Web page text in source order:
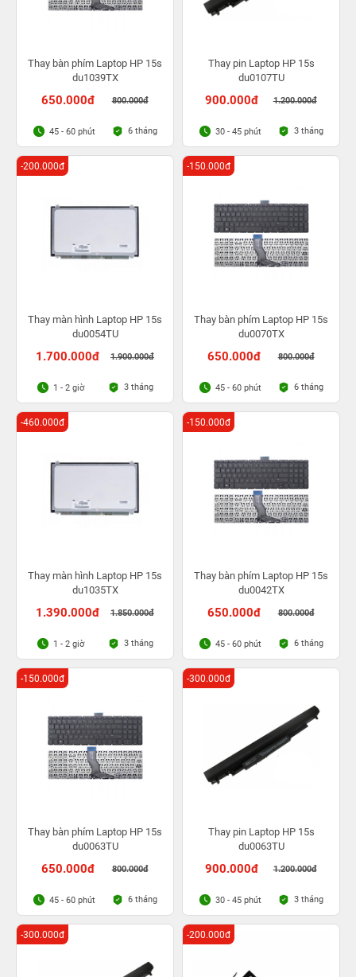
Thay bàn phím Laptop HP 15s
du1039TX
650.000đ 800.000đ
45 - 60 phút 6 tháng
Thay pin Laptop HP 15s
du0107TU
900.000đ 1.200.000đ
30 - 45 phút 3 tháng
Thay màn hình Laptop HP 15s
du0054TU
1.700.000đ 1.900.000đ
-200.000đ
1 - 2 giờ 3 tháng
Thay bàn phím Laptop HP 15s
du0070TX
650.000đ 800.000đ
-150.000đ
45 - 60 phút 6 tháng
Thay màn hình Laptop HP 15s
du1035TX
1.390.000đ 1.850.000đ
-460.000đ
1 - 2 giờ 3 tháng
Thay bàn phím Laptop HP 15s
du0042TX
650.000đ 800.000đ
-150.000đ
45 - 60 phút 6 tháng
Thay bàn phím Laptop HP 15s
du0063TU
650.000đ 800.000đ
-150.000đ
45 - 60 phút 6 tháng
Thay pin Laptop HP 15s
du0063TU
900.000đ 1.200.000đ
-300.000đ
30 - 45 phút 3 tháng
-300.000đ -200.000đ